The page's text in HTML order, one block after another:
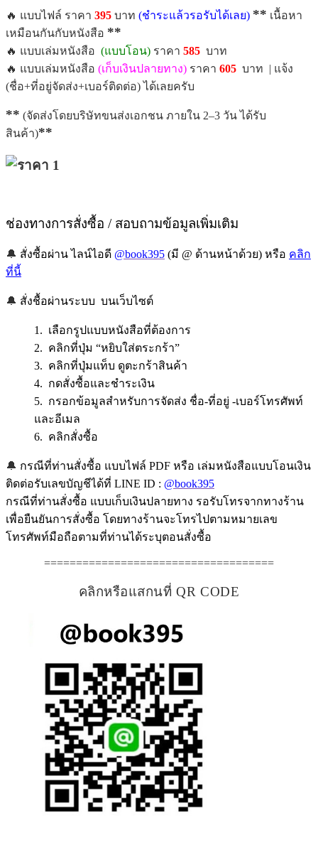
🔥 แบบไฟล์ ราคา 395 บาท (ชำระแล้วรอรับได้เลย) ** เนื้อหา
เหมือนกันกับหนังสือ **
🔥 แบบเล่มหนังสือ (แบบโอน) ราคา 585 บาท
🔥 แบบเล่มหนังสือ (เก็บเงินปลายทาง) ราคา 605 บาท | แจ้ง
(ชื่อ+ที่อยู่จัดส่ง+เบอร์ติดต่อ) ได้เลยครับ
** (จัดส่งโดยบริษัทขนส่งเอกชน ภายใน 2–3 วัน ได้รับ
สินค้า)**
ช่องทางการสั่งซื้อ / สอบถามข้อมูลเพิ่มเติม
🔔 สั่งซื้อผ่าน ไลน์ไอดี @book395 (มี @ ด้านหน้าด้วย) หรือ คลิก
ที่นี้
🔔 สั่งชื้อผ่านระบบ บนเว็บไซต์
1. เลือกรูปแบบหนังสือที่ต้องการ
2. คลิกที่ปุ่ม “หยิบใส่ตระกร้า”
3. คลิกที่ปุ่มแท็บ ดูตะกร้าสินค้า
4. กดสั่งซื้อและชำระเงิน
5. กรอกข้อมูลสำหรับการจัดส่ง ชื่อ-ที่อยู่ -เบอร์โทรศัพท์
และอีเมล
6. คลิกสั่งซื้อ
🔔 กรณีที่ท่านสั่งซื้อ แบบไฟล์ PDF หรือ เล่มหนังสือแบบโอนเงิน
ติดต่อรับเลขบัญชีได้ที่ LINE ID : @book395
กรณีที่ท่านสั่งซื้อ แบบเก็บเงินปลายทาง รอรับโทรจากทางร้าน
เพื่อยืนยันการสั่งซื้อ โดยทางร้านจะโทรไปตามหมายเลข
โทรศัพท์มือถือตามที่ท่านได้ระบุตอนสั่งซื้อ
====================================
คลิกหรือแสกนที่ QR CODE